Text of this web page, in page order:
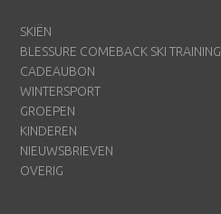
SKIËN
BLESSURE COMEBACK SKI TRAINING
CADEAUBON
WINTERSPORT
GROEPEN
KINDEREN
NIEUWSBRIEVEN
OVERIG